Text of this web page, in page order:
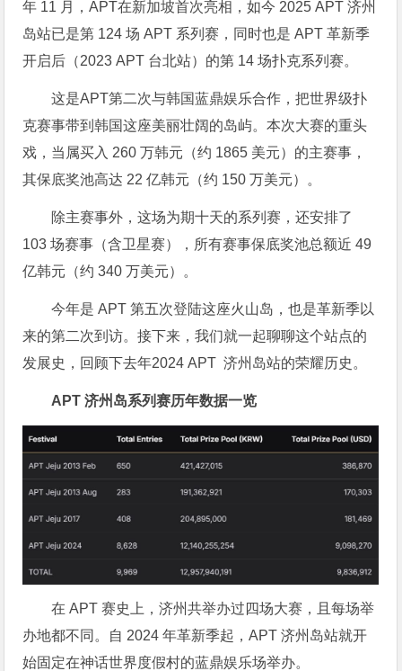
年 11 月，APT在新加坡首次亮相，如今 2025 APT 济州
岛站已是第 124 场 APT 系列赛，同时也是 APT 革新季
开启后（2023 APT 台北站）的第 14 场扑克系列赛。
这是APT第二次与韩国蓝鼎娱乐合作，把世界级扑
克赛事带到韩国这座美丽壮阔的岛屿。本次大赛的重头
戏，当属买入 260 万韩元（约 1865 美元）的主赛事，
其保底奖池高达 22 亿韩元（约 150 万美元）。
除主赛事外，这场为期十天的系列赛，还安排了
103 场赛事（含卫星赛），所有赛事保底奖池总额近 49
亿韩元（约 340 万美元）。
今年是 APT 第五次登陆这座火山岛，也是革新季以
来的第二次到访。接下来，我们就一起聊聊这个站点的
发展史，回顾下去年2024 APT 济州岛站的荣耀历史。
APT 济州岛系列赛历年数据一览
在 APT 赛史上，济州共举办过四场大赛，且每场举
办地都不同。自 2024 年革新季起，APT 济州岛站就开
始固定在神话世界度假村的蓝鼎娱乐场举办。